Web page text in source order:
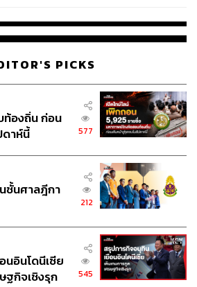
ยๆ กับการรู้ตัวทั่วพร้อม – ซึ่งไม่ใช่
มีปฏิกิริยาอะไรบางอย่างออกไป เราก็
ชะลอการหลั่งสารเคมีอันไม่พึง
ะครับ แล้วถ้ายิ่งทำบ่อยๆ ก็จะยิ่งดีขึ้น
กให้ตัวเองกินอาหารที่เคยไม่ชอบมา
ด แต่ค่อยๆ กินอาหารเผ็ดเข้าไปทีละ
นชิน และกินเผ็ดได้มากขึ้นเรื่อยๆ
แวร์ล้วนๆ คือพอเราเริ่ม ‘รู้ตัว’ แล้ว
เราเกิดอารมณ์ความรู้สึกบางอย่าง
ต้องตระหนักรู้ถึงความคิดและ
ย่างก็คือ ก่อนหน้านี้ พอมีอะไรมากระ
ทันที (เลย Toxic ไงครับ) แต่พอเราเริ่ม
ทำอะไร ถ้าเรื่องนั้นๆ เป็นเรื่องของ
PICKS
ท้องถิ่น ก่อน
าห์นี้
577
ชั้นศาลฎีกา
212
นอินโดนีเซีย
ฐกิจเชิงรุก
545